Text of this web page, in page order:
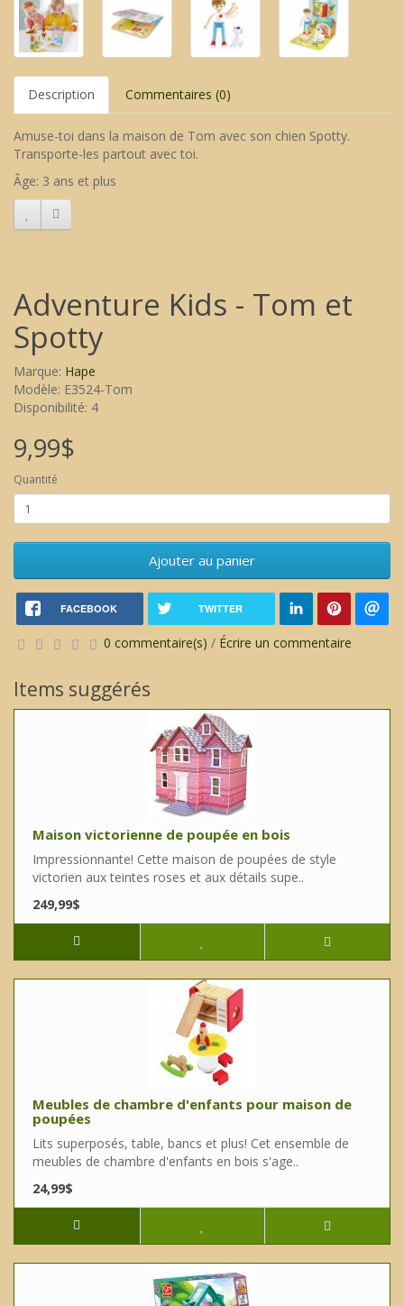
Description Commentaires (0)
Amuse-toi dans la maison de Tom avec son chien Spotty.
Transporte-les partout avec toi.
Âge: 3 ans et plus
Adventure Kids - Tom et
Spotty
Marque: Hape
Modèle: E3524-Tom
Disponibilité: 4
9,99$
Quantité
Ajouter au panier
FACEBOOK TWITTER
0 commentaire(s) / Écrire un commentaire
Items suggérés
Maison victorienne de poupée en bois
Impressionnante! Cette maison de poupées de style
victorien aux teintes roses et aux détails supe..
249,99$
Meubles de chambre d'enfants pour maison de
poupées
Lits superposés, table, bancs et plus! Cet ensemble de
meubles de chambre d'enfants en bois s'age..
24,99$